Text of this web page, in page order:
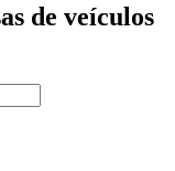
de veículos